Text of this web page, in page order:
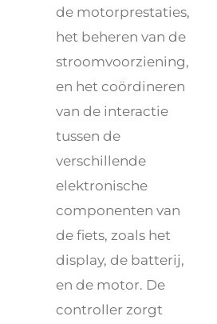
de motorprestaties,
het beheren van de
stroomvoorziening,
en het coördineren
van de interactie
tussen de
verschillende
elektronische
componenten van
de fiets, zoals het
display, de batterij,
en de motor. De
controller zorgt